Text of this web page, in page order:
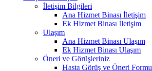
İletişim Bilgileri
Ana Hizmet Binası İletişim
Ek Hizmet Binası İletişim
Ulaşım
Ana Hizmet Binası Ulaşım
Ek Hizmet Binası Ulaşım
Öneri ve Görüşleriniz
Hasta Görüş ve Öneri Formu